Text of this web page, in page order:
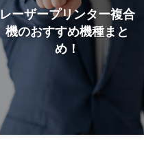
レーザープリンター複合
機のおすすめ機種まと
め！